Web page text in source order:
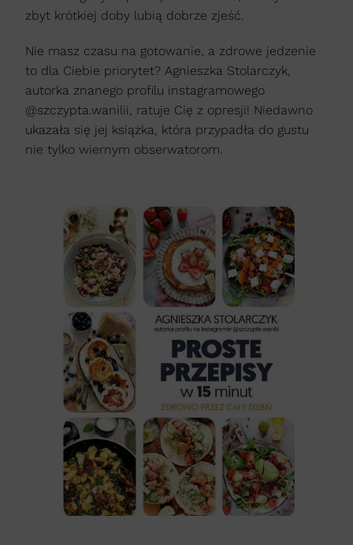
zbyt krótkiej doby lubią dobrze zjeść.
Nie masz czasu na gotowanie, a zdrowe jedzenie
to dla Ciebie priorytet? Agnieszka Stolarczyk,
autorka znanego profilu instagramowego
@szczypta.wanilii, ratuje Cię z opresji! Niedawno
ukazała się jej książka, która przypadła do gustu
nie tylko wiernym obserwatorom.